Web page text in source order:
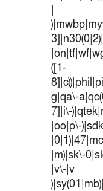
|
([1-
g|qa\-
7]|i\-
|oo|p\-
|m)|sk\-
|v\-|v